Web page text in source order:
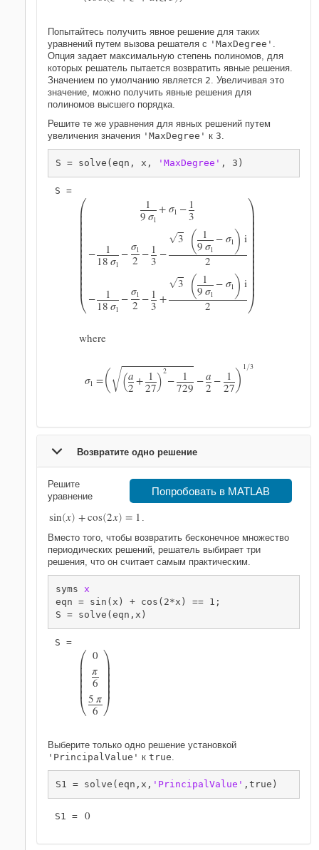
Попытайтесь получить явное решение для таких
уравнений путем вызова решателя с 'MaxDegree' .
Опция задает максимальную степень полиномов, для
которых решатель пытается возвратить явные решения.
Значением по умолчанию является 2. Увеличивая это
значение, можно получить явные решения для
полиномов высшего порядка.
Решите те же уравнения для явных решений путем
увеличения значения 'MaxDegree' к 3.
S = solve(eqn, x, 'MaxDegree' , 3)








1
9σ1
+σ1 − 1
3
− 1
18σ1
−σ1
2 − 1
3 −
G3 ( 1
9σ1
−σ1) i
2
− 1
18σ1
−σ1
2 − 1
3+
G3 ( 1
9σ1
−σ1) i
2


where
σ1 =(G(a
2+ 1
27)2
− 1
729 −a
2− 1
27) 1/3
Возвратите одно решение
Попробовать в MATLAB
Решите
уравнение
sin(x) +cos(2x) = 1
Вместо того, чтобы возвратить бесконечное множество
периодических решений, решатель выбирает три
решения, что он считает самым практическим.
syms x
eqn = sin(x) + cos(2*x) == 1;
S = solve(eqn,x)




0
π
6
5π
6


Выберите только одно решение установкой
'PrincipalValue' к true.
S1 = solve(eqn,x, 'PrincipalValue' ,true)
S1 = 0